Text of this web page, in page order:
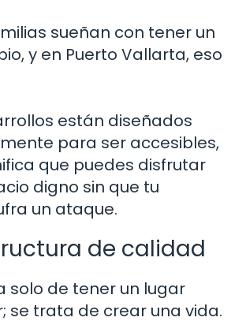
sueñan con tener un
y en Puerto Vallarta, eso
están diseñados
para ser accesibles,
que puedes disfrutar
digno sin que tu
un ataque.
de calidad
solo de tener un lugar
se trata de crear una vida.